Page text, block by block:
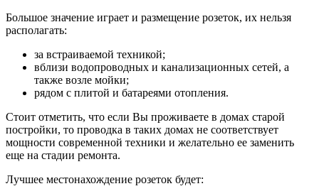
Большое значение играет и размещение розеток, их нельзя
располагать:
за встраиваемой техникой;
вблизи водопроводных и канализационных сетей, а
также возле мойки;
рядом с плитой и батареями отопления.
Стоит отметить, что если Вы проживаете в домах старой
постройки, то проводка в таких домах не соответствует
мощности современной техники и желательно ее заменить
еще на стадии ремонта.
Лучшее местонахождение розеток будет: